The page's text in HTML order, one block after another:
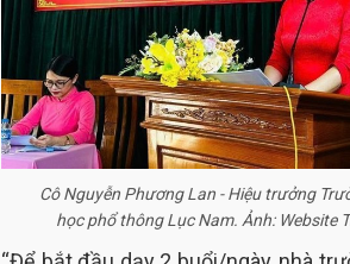
Cô Nguyễn Phương Lan - Hiệu trưởng
học phổ thông Lục Nam. Ảnh: Website